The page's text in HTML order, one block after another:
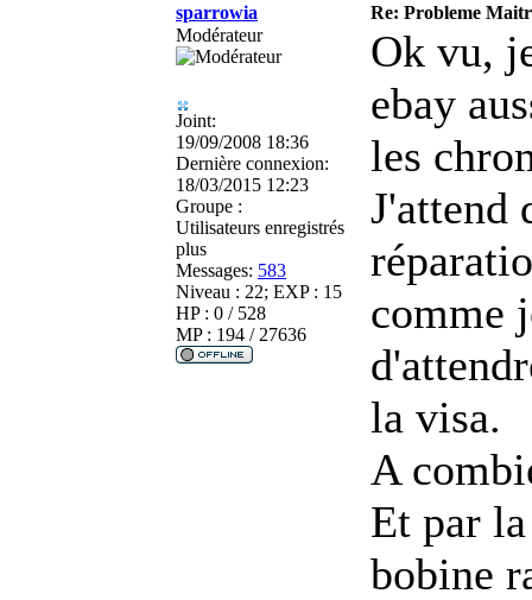
sparrowia
Re: Probleme
Modérateur
Joint:
19/09/2008 18:36
Dernière connexion:
18/03/2015 12:23
Groupe :
Utilisateurs enregistrés
plus
Messages: 583
Niveau : 22; EXP : 15
HP : 0 / 528
MP : 194 / 27636
Ok vu,
ebay
les
J'attend
comme
la visa.
A
Et par
bobine